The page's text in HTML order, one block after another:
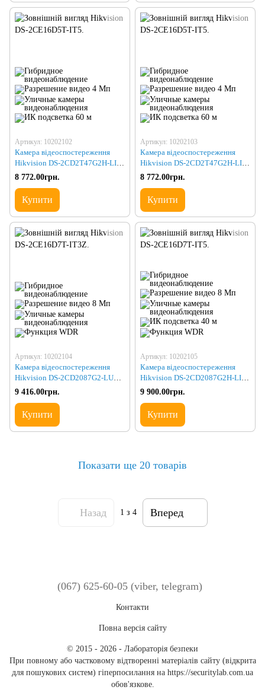
Артикул: 10202102
Камера відеоспостереження
Hikvision DS-2CD2T47G2H-LI
(2.8)
8 772.00грн.
Купити
Артикул: 10202103
Камера відеоспостереження
Hikvision DS-2CD2T47G2H-LI
(4.0)
8 772.00грн.
Купити
Артикул: 10202104
Камера відеоспостереження
Hikvision DS-2CD2087G2-LU
(4.0)
9 416.00грн.
Купити
Артикул: 10202105
Камера відеоспостереження
Hikvision DS-2CD2087G2H-LIU
(2.8)
9 900.00грн.
Купити
Показати ще 20 товарів
Назад 1 з 4 Вперед
(067) 625-60-05 (viber, telegram)
Контакти
Повна версія сайту
© 2015 - 2026 - Лабораторія безпеки
При повному або частковому відтворенні матеріалів сайту (відкрита
для пошукових систем) гіперпосилання на https://securitylab.com.ua
обов'язкове.